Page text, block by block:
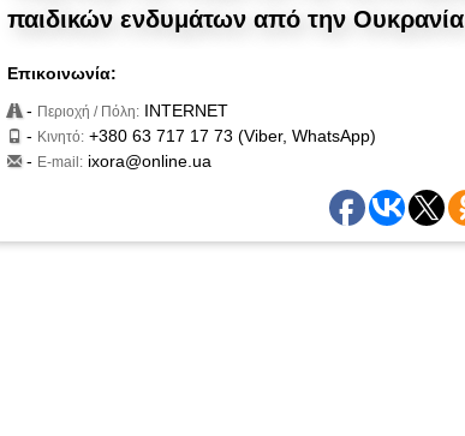
παιδικών ενδυμάτων από την Ουκρανία
Επικοινωνία:
- Περιοχή / Πόλη: INTERNET
- Κινητό: +380 63 717 17 73 (Viber, WhatsApp)
- E-mail: ixora@online.ua